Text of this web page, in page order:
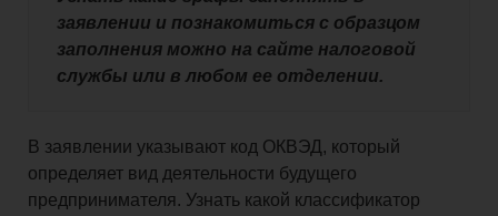
заявлении и познакомиться с образцом
заполнения можно на сайте налоговой
службы или в любом ее отделении.
В заявлении указывают код ОКВЭД, который
определяет вид деятельности будущего
предпринимателя. Узнать какой классификатор